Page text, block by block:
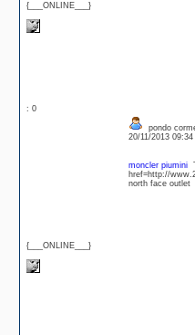
{___ONLINE___}
: 0
{___ONLINE___}
pondo
20/11/2013
moncler piumini
href=http://
north face outlet